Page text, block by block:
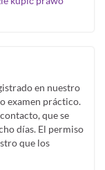
en nuestro
examen práctico.
que se
días. El permiso
que los